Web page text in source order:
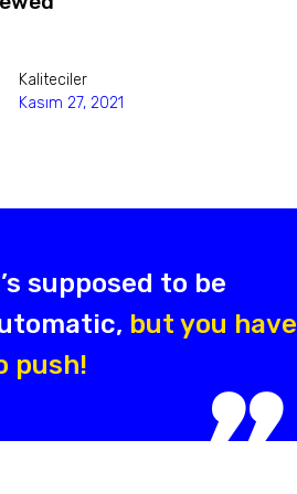
Kaliteciler
Kasım 27, 2021
supposed to be
but you have
push!